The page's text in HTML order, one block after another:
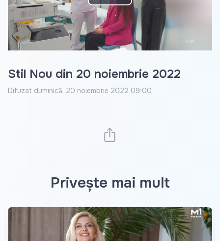
Play
Video
Stil Nou din 20 noiembrie 2022
Difuzat duminică, 20 noiembrie 2022 09:00
Privește mai mult